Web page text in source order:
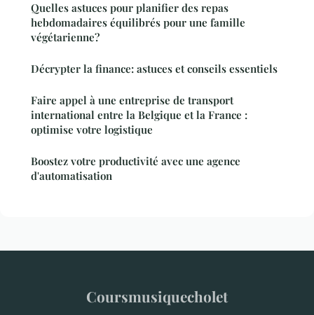
Quelles astuces pour planifier des repas
hebdomadaires équilibrés pour une famille
végétarienne?
Décrypter la finance: astuces et conseils essentiels
Faire appel à une entreprise de transport
international entre la Belgique et la France :
optimise votre logistique
Boostez votre productivité avec une agence
d'automatisation
Coursmusiquecholet